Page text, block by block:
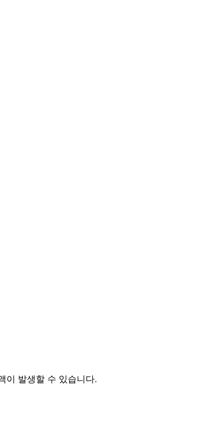
이 발생할 수 있습니다.